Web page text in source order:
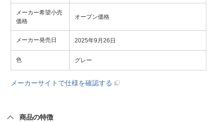
メーカー希望小売
価格
オープン価格
メーカー発売日 2025年9月26日
色 グレー
メーカーサイトで仕様を確認する
商品の特徴